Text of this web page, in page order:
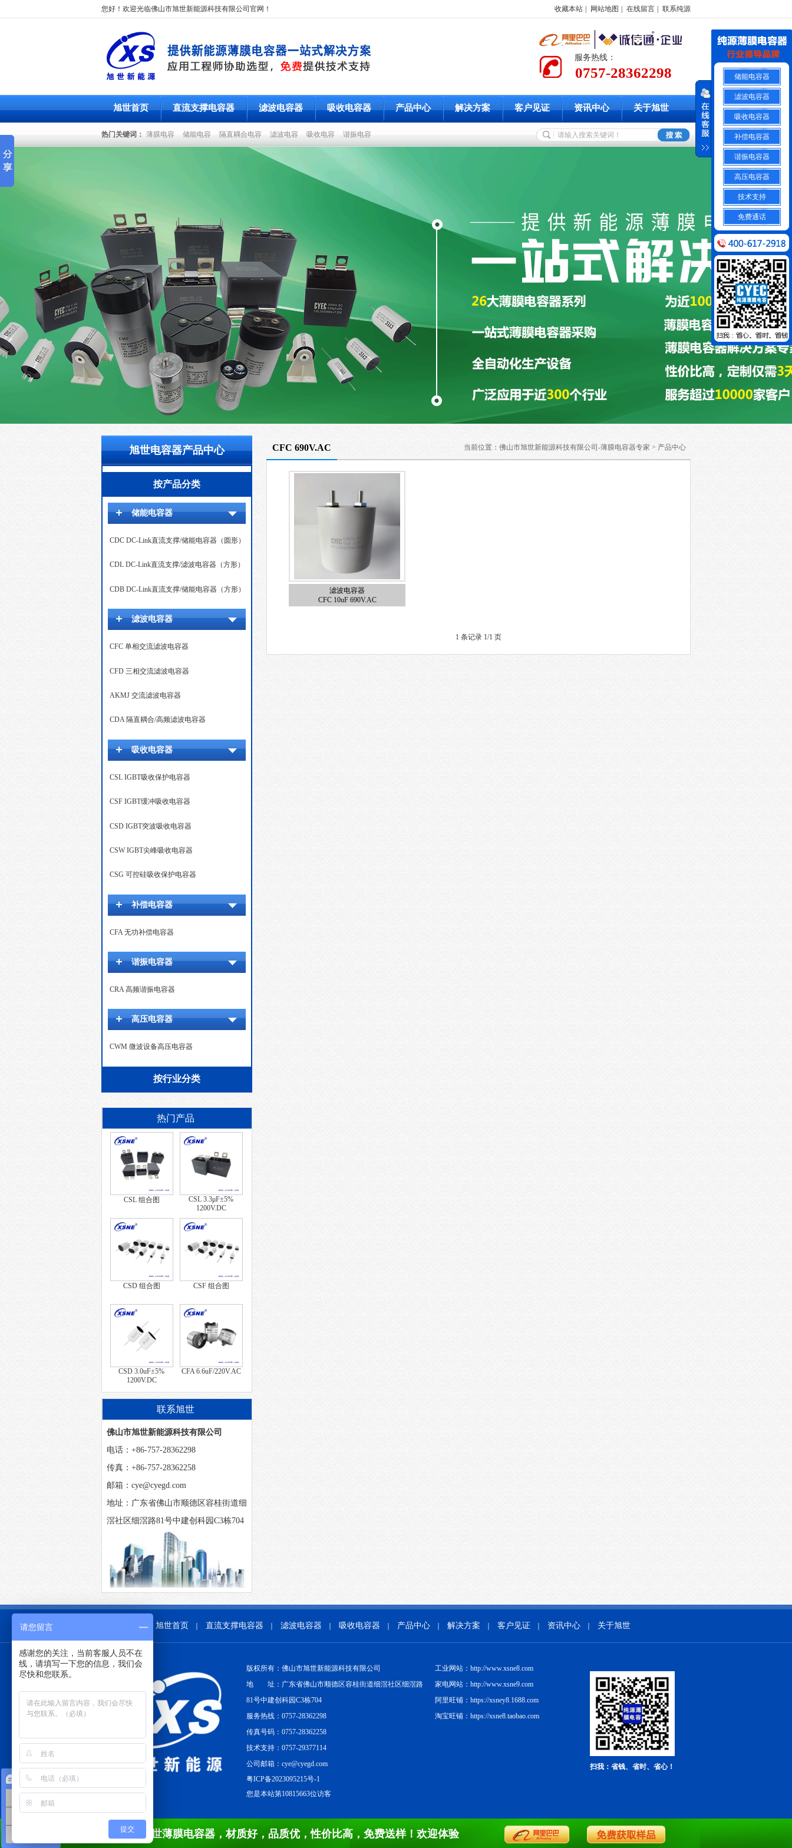
您好！欢迎光临佛山市旭世新能源科技有限公司官网！ 收藏本站 网站地图 在线留言 联系纯源
服务热线：
0757-28362298
旭世首页 直流支撑电容器 滤波电容器 吸收电容器 产品中心 解决方案 客户见证 资讯中心 关于旭世
热门关键词： 薄膜电容 储能电容 隔直耦合电容 滤波电容 吸收电容 谐振电容
旭世电容器产品中心
按产品分类
储能电容器
CDC DC-Link直流支撑/储能电容器（圆形）
CDL DC-Link直流支撑/滤波电容器（方形）
CDB DC-Link直流支撑/储能电容器（方形）
滤波电容器
CFC 单相交流滤波电容器
CFD 三相交流滤波电容器
AKMJ 交流滤波电容器
CDA 隔直耦合/高频滤波电容器
吸收电容器
CSL IGBT吸收保护电容器
CSF IGBT缓冲吸收电容器
CSD IGBT突波吸收电容器
CSW IGBT尖峰吸收电容器
CSG 可控硅吸收保护电容器
补偿电容器
CFA 无功补偿电容器
谐振电容器
CRA 高频谐振电容器
高压电容器
CWM 微波设备高压电容器
按行业分类
热门产品
CSL 组合图
CSL 3.3μF±5%
1200V.DC
CSD 组合图 CSF 组合图
CSD 3.0uF±5%
1200V.DC
CFA 6.6uF/220V.AC
联系旭世
佛山市旭世新能源科技有限公司
电话：+86-757-28362298
传真：+86-757-28362258
邮箱：cye@cyegd.com
地址：广东省佛山市顺德区容桂街道细
滘社区细滘路81号中建创科园C3栋704
CFC 690V.AC 当前位置： 佛山市旭世新能源科技有限公司-薄膜电容器专家 > 产品中心
滤波电容器
CFC 10uF 690V.AC
1 条记录 1/1 页
旭世首页 直流支撑电容器 滤波电容器 吸收电容器 产品中心 解决方案 客户见证 资讯中心 关于旭世
版权所有：佛山市旭世新能源科技有限公司
地 址：广东省佛山市顺德区容桂街道细滘社区细滘路
81号中建创科园C3栋704
服务热线：0757-28362298
传真号码：0757-28362258
技术支持：0757-29377114
公司邮箱：cye@cyegd.com
粤ICP备2023095215号-1
您是本站第10815663位访客
工业网站：http://www.xsne8.com
家电网站：http://www.xsne9.com
阿里旺铺：https://xsney8.1688.com
淘宝旺铺：https://xsne8.taobao.com
扫我：省钱、省时、省心！
旭世薄膜电容器，材质好，品质优，性价比高，免费送样！欢迎体验
储能电容器
滤波电容器
吸收电容器
补偿电容器
谐振电容器
高压电容器
技术支持
免费通话
在线咨询
薄膜电容器
请您留言
感谢您的关注，当前客服人员不在
线，请填写一下您的信息，我们会
尽快和您联系。
提交